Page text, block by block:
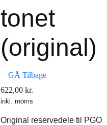
tonet
(original)
GÅ Tilbage
622,00 kr.
inkl. moms
Original reservedele til PGO